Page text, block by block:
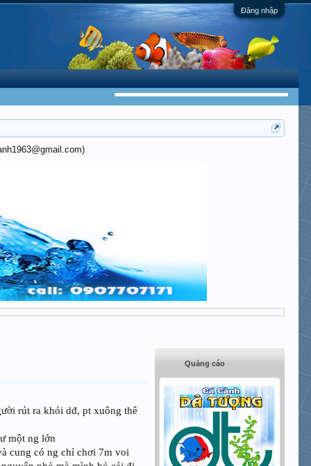
Đăng nhập
rút ra khỏi dđ, pt xuông thê
một ng lớn
cung có ng chỉ chơi 7m voi
Quảng cáo